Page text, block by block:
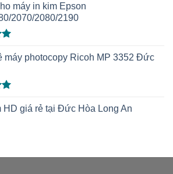
máy in kim Epson
2070/2080/2190
máy photocopy Ricoh MP 3352 Đức
HD giá rẻ tại Đức Hòa Long An